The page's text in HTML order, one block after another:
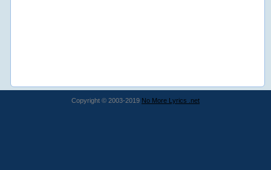
Copyright © 2003-2019 No More Lyrics .net